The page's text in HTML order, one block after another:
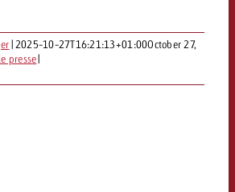
| 2025-10-27T16:21:13+01:00October 27,
presse|